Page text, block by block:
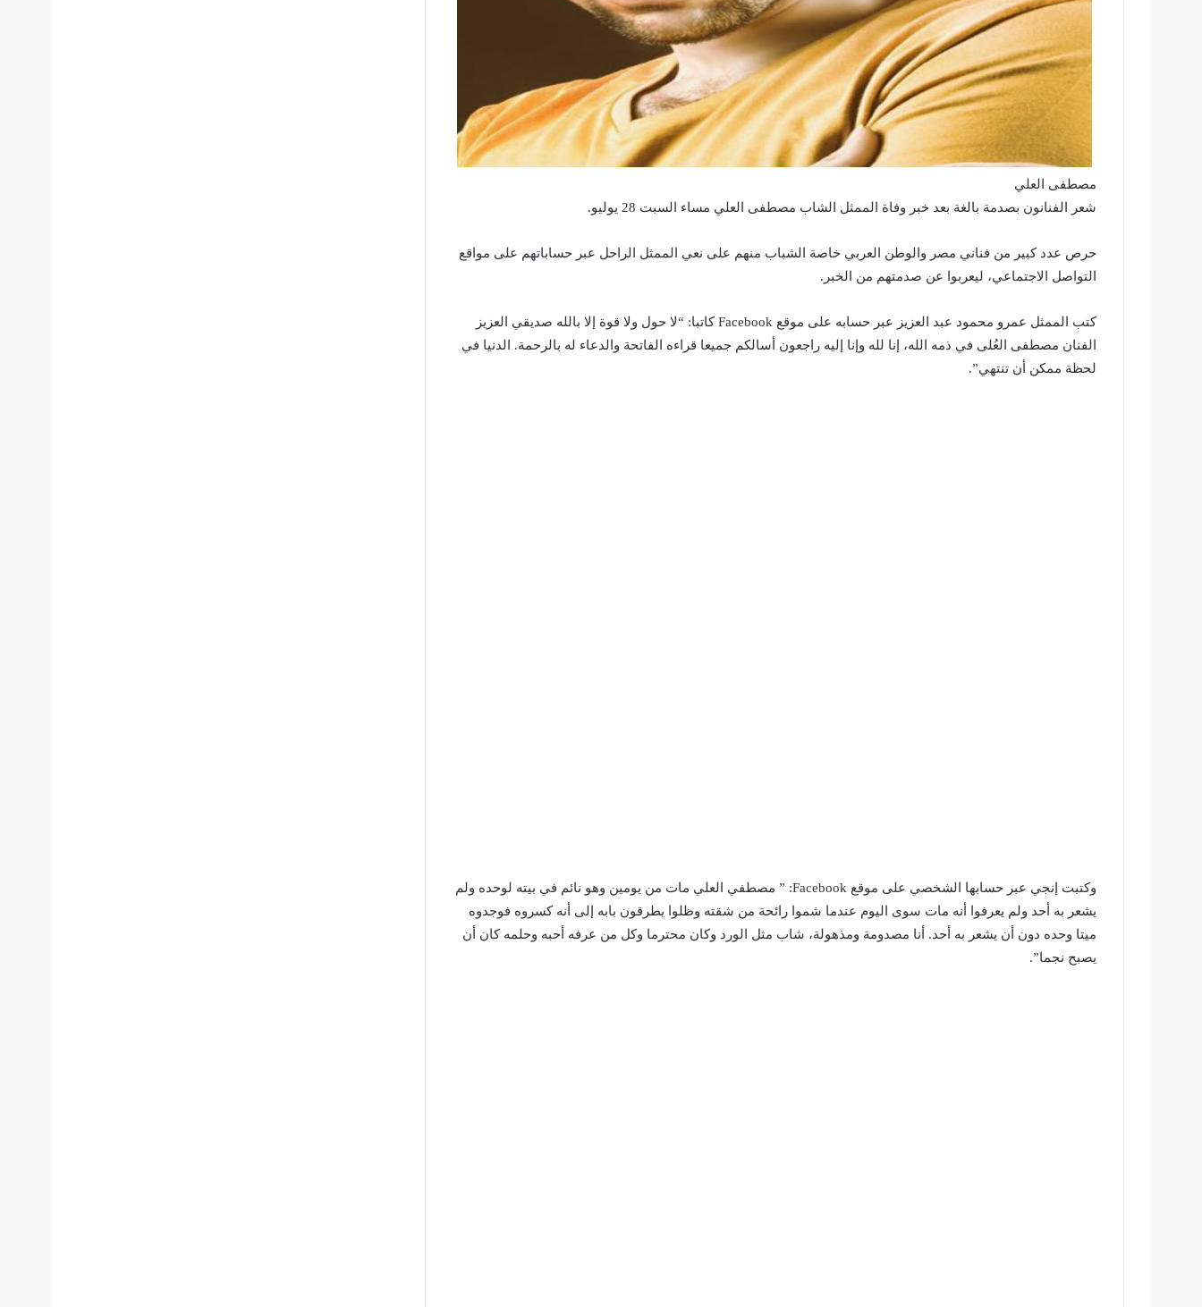
مصطفى العلي
شعر الفنانون بصدمة بالغة بعد خبر وفاة الممثل الشاب مصطفى العلي مساء السبت 28 يوليو.
حرص عدد كبير من فناني مصر والوطن العربي خاصة الشباب منهم على نعي الممثل الراحل عبر حساباتهم على مواقع
التواصل الاجتماعي، ليعربوا عن صدمتهم من الخبر.
كتب الممثل عمرو محمود عبد العزيز عبر حسابه على موقع Facebook كاتبا: “لا حول ولا قوة إلا بالله صديقي العزيز
الفنان مصطفى العُلى في ذمه الله، إنا لله وإنا إليه راجعون أسالكم جميعا قراءه الفاتحة والدعاء له بالرحمة. الدنيا في
لحظة ممكن أن تنتهي”.
وكتبت إنجي عبر حسابها الشخصي على موقع Facebook: ” مصطفي العلي مات من يومين وهو نائم في بيته لوحده ولم
يشعر به أحد ولم يعرفوا أنه مات سوى اليوم عندما شموا رائحة من شقته وظلوا يطرقون بابه إلى أنه كسروه فوجدوه
ميتا وحده دون أن يشعر به أحد. أنا مصدومة ومذهولة، شاب مثل الورد وكان محترما وكل من عرفه أحبه وحلمه كان أن
يصبح نجما”.